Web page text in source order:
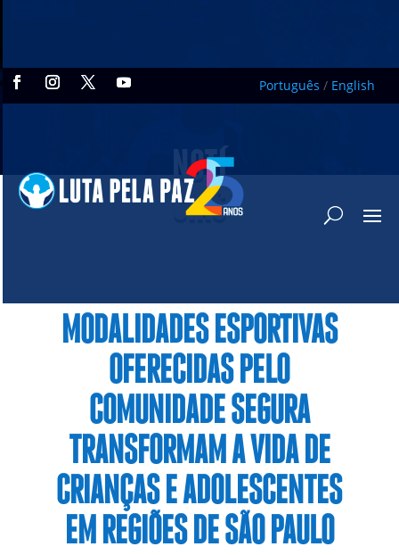
Português / English
NOTÍ
CIAS
MODALIDADES ESPORTIVAS
OFERECIDAS PELO
COMUNIDADE SEGURA
TRANSFORMAM A VIDA DE
CRIANÇAS E ADOLESCENTES
EM REGIÕES DE SÃO PAULO